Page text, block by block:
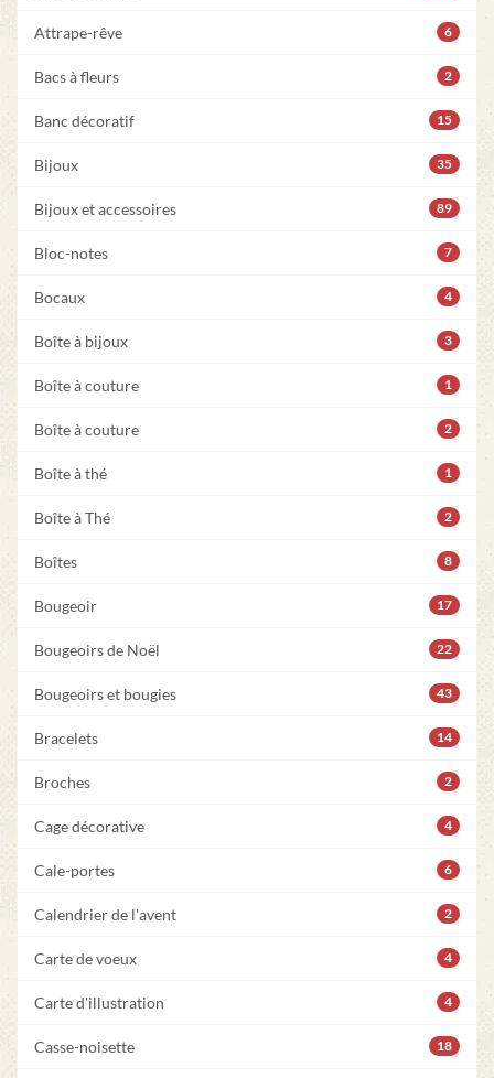
Attrape-rêve 6
Bacs à fleurs 2
Banc décoratif 15
Bijoux 35
Bijoux et accessoires 89
Bloc-notes 7
Bocaux 4
Boîte à bijoux 3
Boîte à couture 1
Boîte à couture 2
Boîte à thé 1
Boîte à Thé 2
Boîtes 8
Bougeoir 17
Bougeoirs de Noël 22
Bougeoirs et bougies 43
Bracelets 14
Broches 2
Cage décorative 4
Cale-portes 6
Calendrier de l'avent 2
Carte de voeux 4
Carte d'illustration 4
Casse-noisette 18